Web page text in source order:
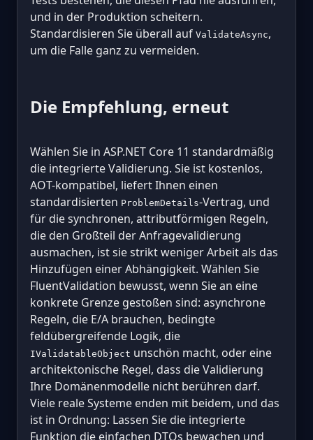
und in der Produktion scheitern.
Standardisieren Sie überall auf ValidateAsync,
um die Falle ganz zu vermeiden.
Die Empfehlung, erneut
Wählen Sie in ASP.NET Core 11 standardmäßig
die integrierte Validierung. Sie ist kostenlos,
AOT-kompatibel, liefert Ihnen einen
standardisierten ProblemDetails-Vertrag, und
für die synchronen, attributförmigen Regeln,
die den Großteil der Anfragevalidierung
ausmachen, ist sie strikt weniger Arbeit als das
Hinzufügen einer Abhängigkeit. Wählen Sie
FluentValidation bewusst, wenn Sie an eine
konkrete Grenze gestoßen sind: asynchrone
Regeln, die E/A brauchen, bedingte
feldübergreifende Logik, die
IValidatableObject unschön macht, oder eine
architektonische Regel, dass die Validierung
Ihre Domänenmodelle nicht berühren darf.
Viele reale Systeme enden mit beidem, und das
ist in Ordnung: Lassen Sie die integrierte
Funktion die einfachen DTOs bewachen und